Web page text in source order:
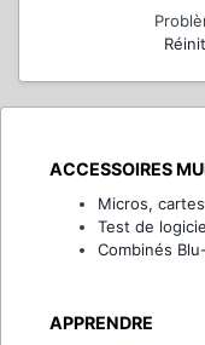
ACCESSOIRES
Micros,
Test de
Combinés
APPRENDRE